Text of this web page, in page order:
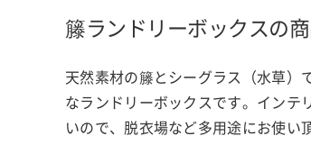
籐ランドリーボックスの
天然素材の籐とシーグラス（水草）
なランドリーボックスです。インテ
いので、脱衣場など多用途にお使い